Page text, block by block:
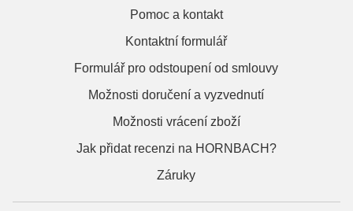
Pomoc a kontakt
Kontaktní formulář
Formulář pro odstoupení od smlouvy
Možnosti doručení a vyzvednutí
Možnosti vrácení zboží
Jak přidat recenzi na HORNBACH?
Záruky